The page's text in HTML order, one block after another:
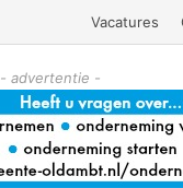
Vacatures
- advertentie -